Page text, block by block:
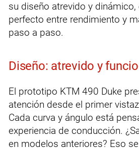
su diseño atrevido y
perfecto entre rendimiento y
paso a paso.
Diseño: atrevido y
El prototipo KTM 490 Duke
atención desde el primer
Cada curva y ángulo está
experiencia de conducción.
en modelos anteriores? Eso